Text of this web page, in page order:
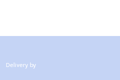
Delivery